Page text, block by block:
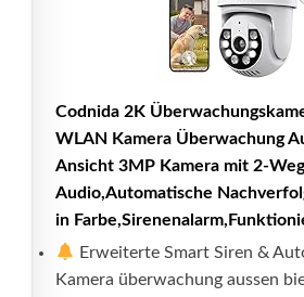
Codnida 2K
WLAN Kamera Überwachung
Ansicht 3MP Kamera mit 2-
Audio,Automatische
in
Erweiterte Smart Siren &
Kamera überwachung aussen